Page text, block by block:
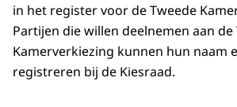
in het register voor de Tweede
Partijen die willen deelnemen aan de
Kamerverkiezing kunnen hun naam
registreren bij de Kiesraad.